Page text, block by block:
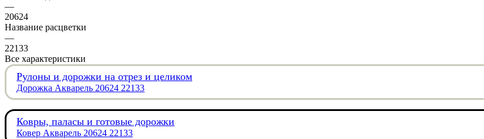
—
20624
Название расцветки
—
22133
Все характеристики
Рулоны и дорожки на отрез и целиком
Дорожка Акварель 20624 22133
Ковры, паласы и готовые дорожки
Ковер Акварель 20624 22133